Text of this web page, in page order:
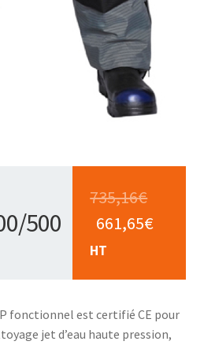
500
735,16€
661,65€
HT
fonctionnel est certifié CE pour
jet d’eau haute pression,